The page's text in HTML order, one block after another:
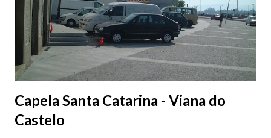
Capela Santa Catarina - Viana do
Castelo